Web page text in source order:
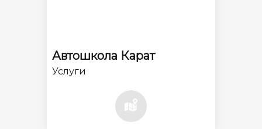
Автошкола Карат
Услуги